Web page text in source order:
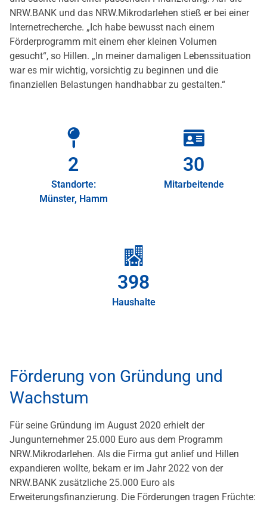
NRW.BANK und das NRW.Mikrodarlehen stieß er bei einer
Internetrecherche. „Ich habe bewusst nach einem
Förderprogramm mit einem eher kleinen Volumen
gesucht“, so Hillen. „In meiner damaligen Lebenssituation
war es mir wichtig, vorsichtig zu beginnen und die
finanziellen Belastungen handhabbar zu gestalten.“
2
Standorte:
Münster, Hamm
30
Mitarbeitende
400
Haushalte
Förderung von Gründung und
Wachstum
Für seine Gründung im August 2020 erhielt der
Jungunternehmer 25.000 Euro aus dem Programm
NRW.Mikrodarlehen. Als die Firma gut anlief und Hillen
expandieren wollte, bekam er im Jahr 2022 von der
NRW.BANK zusätzliche 25.000 Euro als
Erweiterungsfinanzierung. Die Förderungen tragen Früchte: